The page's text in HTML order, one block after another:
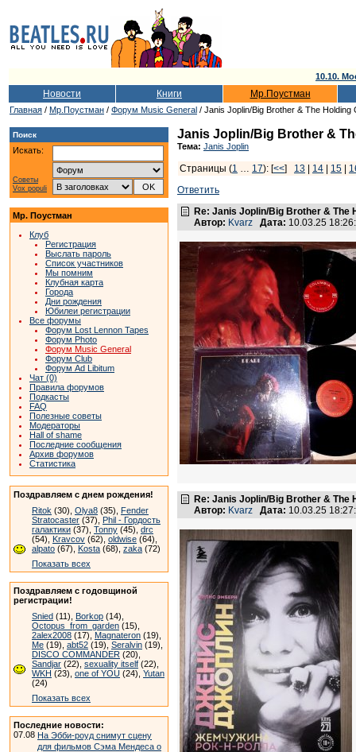
10.10.
Новости Книги Мр.Поустман
Главная / Мр.Поустман / Форум Music General / Janis Joplin/Big Brother & The Holding
Поиск
Искать:
Советы
Vox populi
Мр. Поустман
Клуб
Регистрация
Выслать пароль
Список участников
Мы помним
Клубная карта
Города
Дни рождения
Юбилеи регистрации
Все форумы
Форум Lost Lennon Tapes
Форум Photo
Форум Music General
Форум Club
Форум Ad Libitum
Чат (0)
Правила форумов
Подкасты
FAQ
Полезные советы
Модераторы
Hall of shame
Последние сообщения
Архив форумов
Статистика
Поздравляем с днем рождения!
Ritok (30), Olya8 (35), Fender
Stratocaster (37), Phil - Гордость
галактики (37), Tonny (45), drc
(54), Kravcov (62), oldwise (64),
alpato (67), Kosta (68), zaka (72)
Показать всех
Поздравляем с годовщиной
регистрации!
Snied (11), Borkop (14),
Octopus_from_garden (15),
2alex2008 (17), Magnateron (19),
Me (19), abt52 (19), Seralvin (19),
DISCO COMMANDER (20),
Sandjar (22), sexuality itself (22),
WKH (23), one of YOU (24), Yutan
(24)
Показать всех
Последние новости:
07.08 На Эбби-роуд снимут сцену
для фильмов Сэма Мендеса о
Janis Joplin/Big Brother &
Тема: Janis Joplin
Страницы (1 … 17): [<<] 13 14 15
Ответить
Re: Janis Joplin/Big Brother & The
Автор: Kvarz Дата: 10.03.25
Re: Janis Joplin/Big Brother & The
Автор: Kvarz Дата: 10.03.25